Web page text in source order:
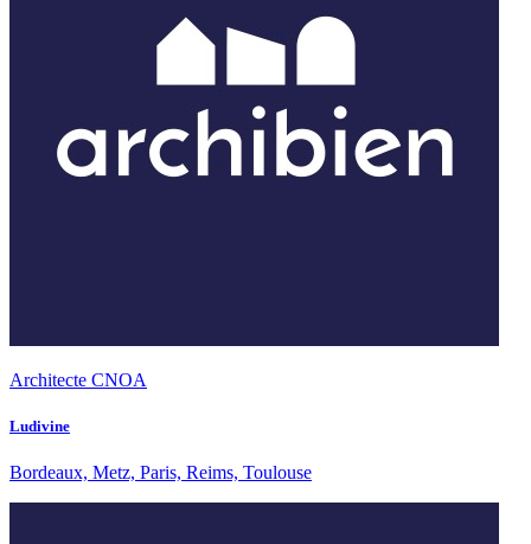
Architecte CNOA
Ludivine
Bordeaux, Metz, Paris, Reims, Toulouse